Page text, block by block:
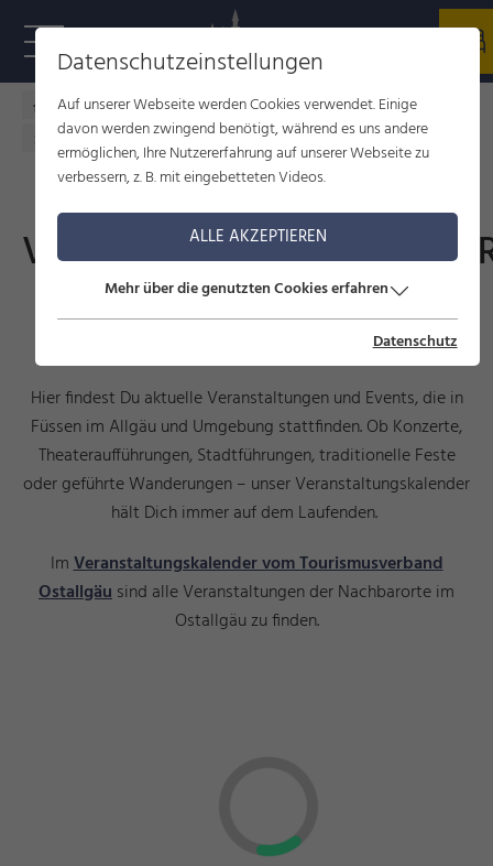
Füssen im Allgäu Kultur
Veranstaltungen
Veranstaltungskalender
Events, Führungen und
Hier findest Du aktuelle Veranstaltungen und Events, die in
Füssen im Allgäu und Umgebung stattfinden. Ob Konzerte,
Theateraufführungen, Stadtführungen, traditionelle Feste
oder geführte Wanderungen – unser Veranstaltungskalender
hält Dich immer auf dem Laufenden.
ImVeranstaltungskalender vom Tourismusverband
Ostallgäusind alle Veranstaltungen der Nachbarorte im
Ostallgäu zu finden.
Datenschutzeinstellungen
Auf unserer Webseite werden Cookies verwendet. Einige
davon werden zwingend benötigt, während es uns andere
ermöglichen, Ihre Nutzererfahrung auf unserer Webseite zu
verbessern, z. B. mit eingebetteten Videos.
ALLE AKZEPTIEREN
Mehr über die genutzten Cookies erfahren
Datenschutz